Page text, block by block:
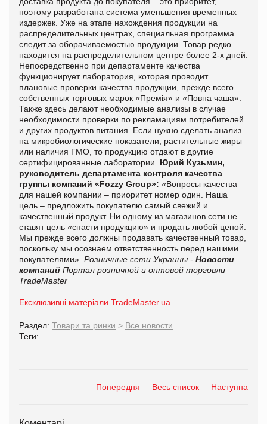
поэтому разработана система уменьшения временных
издержек. Уже на этапе нахождения продукции на
распределительных центрах, специальная программа
следит за оборачиваемостью продукции. Товар редко
находится на распределительном центре более 2-х дней.
Непосредственно при департаменте качества
функционирует лаборатория, которая проводит
плановые проверки качества продукции, прежде всего –
собственных торговых марок «Премія» и «Повна чаша».
Также здесь делают необходимые анализы в случае
необходимости проверки по рекламациям потребителей
и других продуктов питания. Если нужно сделать анализ
на микробиологические показатели, растительные жиры
или наличия ГМО, то продукцию отдают в другие
сертифицированные лаборатории. Юрий Кузьмин,
руководитель департамента контроля качества
группы компаний «Fozzy Group»: «Вопросы качества
для нашей компании – приоритет номер один. Наша
цель – предложить покупателю самый свежий и
качественный продукт. Ни одному из магазинов сети не
ставят цель «спасти продукцию» и продать любой ценой.
Мы прежде всего должны продавать качественный товар,
поскольку мы осознаем ответственность перед нашими
покупателями». Розничные сети Украины - Новости
компаний Портал розничной и оптовой торговли
TradeMaster
Ексклюзивні матеріали TradeMaster.ua
Раздел: Товари та ринки > Все новости
Теги:
Попередня Весь список Наступна